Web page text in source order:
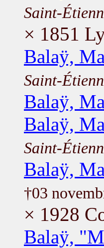
Saint-
× 1851
Balaÿ,
Saint-
Balaÿ,
Balaÿ,
Saint-
Balaÿ,
†03
× 1928
Balaÿ,